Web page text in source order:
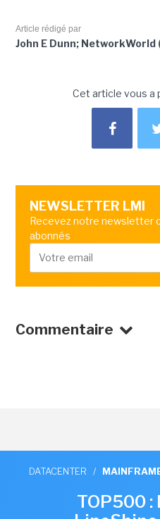
Article rédigé par
John E Dunn;
Cet article vous a
NEWSLETTER LMI
Recevez notre newsletter
abonnés
Commentaire
DATACENTER /
TOP500 :